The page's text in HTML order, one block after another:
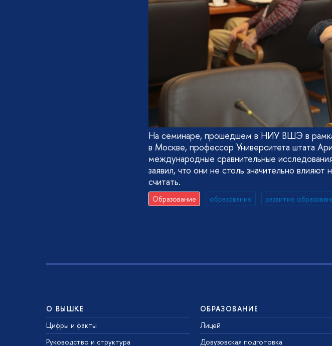
На семинаре, прошедшем в НИУ ВШЭ в
в Москве, профессор Университета штата
международные сравнительные
заявил, что они не столь значительно влияют
считать.
Образование образование развитие
О ВЫШКЕ
Цифры и факты
Руководство и структура
ОБРАЗОВАНИЕ
Лицей
Довузовская подготовка